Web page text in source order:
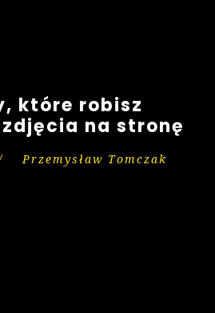
które robisz
na stronę
Przemysław Tomczak